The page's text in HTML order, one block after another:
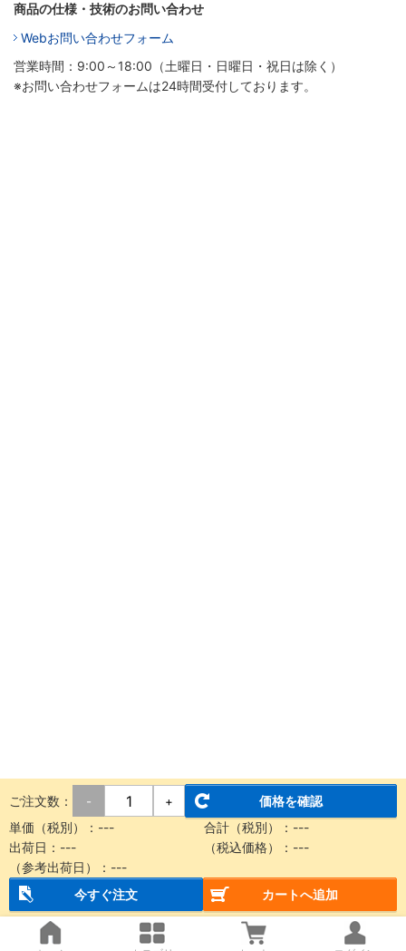
商品の仕様・技術のお問い合わせ
Webお問い合わせフォーム
営業時間：9:00～18:00（土曜日・日曜日・祝日は除く）
※お問い合わせフォームは24時間受付しております。
ご注文数： - +
価格を確認
単価（税別）： --- 合計（税別）： ---
出荷日： --- （税込価格）： ---
（参考出荷日）： ---
今すぐ注文
カートへ追加